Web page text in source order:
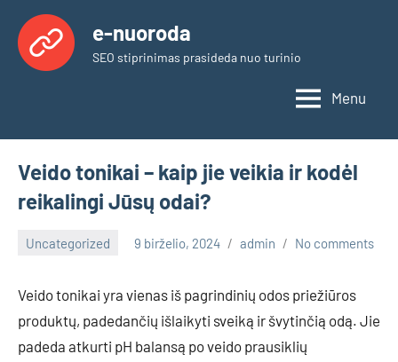
content
e-nuoroda
SEO stiprinimas prasideda nuo turinio
Menu
Veido tonikai – kaip jie veikia ir kodėl
reikalingi Jūsų odai?
Uncategorized 9 birželio, 2024 admin No comments
Veido tonikai yra vienas iš pagrindinių odos priežiūros
produktų, padedančių išlaikyti sveiką ir švytinčią odą. Jie
padeda atkurti pH balansą po veido prausiklių